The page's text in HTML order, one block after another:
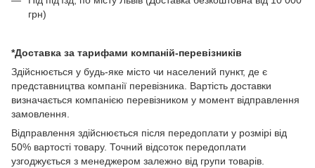
грн)
*Доставка за тарифами компаній-перевізників
Здійснюється у будь-яке місто чи населений пункт, де є
представництва компанії перевізника. Вартість доставки
визначається компанією перевізником у момент відправлення
замовлення.
Відправлення здійснюється після передоплати у розмірі від
50% вартості товару. Точний відсоток передоплати
узгоджується з менеджером залежно від групи товарів.